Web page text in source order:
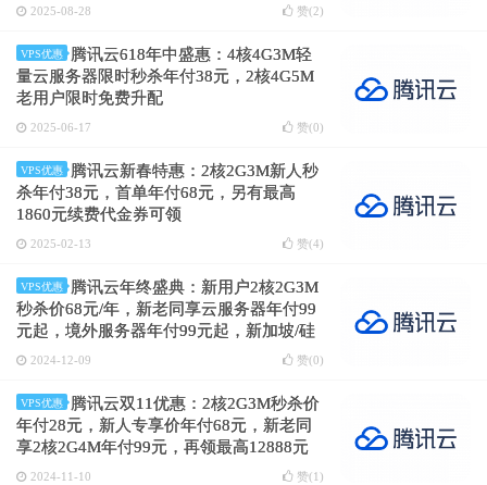
2025-08-28 赞(2)
VPS优惠
腾讯云618年中盛惠：4核4G3M轻
量云服务器限时秒杀年付38元，2核4G5M
老用户限时免费升配
2025-06-17 赞(0)
VPS优惠
腾讯云新春特惠：2核2G3M新人秒
杀年付38元，首单年付68元，另有最高
1860元续费代金券可领
2025-02-13 赞(4)
VPS优惠
腾讯云年终盛典：新用户2核2G3M
秒杀价68元/年，新老同享云服务器年付99
元起，境外服务器年付99元起，新加坡/硅
谷/法兰克福/东京/首尔机房
2024-12-09 赞(0)
VPS优惠
腾讯云双11优惠：2核2G3M秒杀价
年付28元，新人专享价年付68元，新老同
享2核2G4M年付99元，再领最高12888元
续费/升级代金券
2024-11-10 赞(1 )